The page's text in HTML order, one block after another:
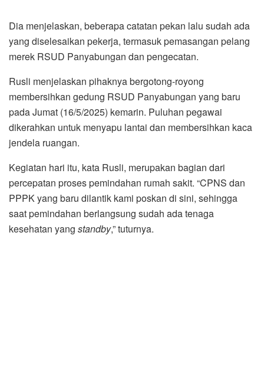
Dia menjelaskan, beberapa catatan pekan lalu sudah ada
yang diselesaikan pekerja, termasuk pemasangan pelang
merek RSUD Panyabungan dan pengecatan.
Rusli menjelaskan pihaknya bergotong-royong
membersihkan gedung RSUD Panyabungan yang baru
pada Jumat (16/5/2025) kemarin. Puluhan pegawai
dikerahkan untuk menyapu lantai dan membersihkan kaca
jendela ruangan.
Kegiatan hari itu, kata Rusli, merupakan bagian dari
percepatan proses pemindahan rumah sakit. “CPNS dan
PPPK yang baru dilantik kami poskan di sini, sehingga
saat pemindahan berlangsung sudah ada tenaga
kesehatan yang standby,” tuturnya.